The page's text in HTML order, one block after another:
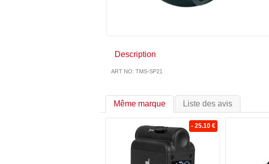
Description
ART NO: TMS-SP21
Même marque Liste des avis
- 25.10 €